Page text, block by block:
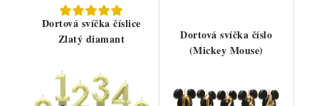
Dortová svíčka číslice
Zlatý diamant
Dortová svíčka číslo
(Mickey Mouse)